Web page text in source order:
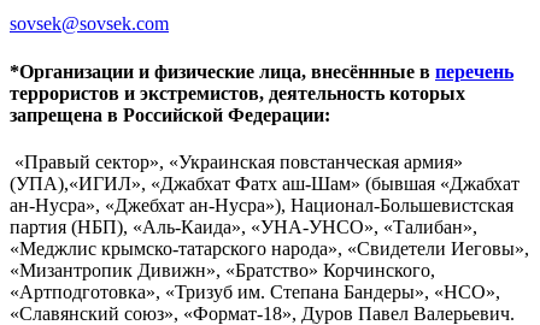
sovsek@sovsek.com
*Организации и физические лица, внесённные в перечень
террористов и экстремистов, деятельность которых
запрещена в Российской Федерации:
«Правый сектор», «Украинская повстанческая армия»
(УПА),«ИГИЛ», «Джабхат Фатх аш-Шам» (бывшая «Джабхат
ан-Нусра», «Джебхат ан-Нусра»), Национал-Большевистская
партия (НБП), «Аль-Каида», «УНА-УНСО», «Талибан»,
«Меджлис крымско-татарского народа», «Свидетели Иеговы»,
«Мизантропик Дивижн», «Братство» Корчинского,
«Артподготовка», «Тризуб им. Степана Бандеры», «НСО»,
«Славянский союз», «Формат-18», Дуров Павел Валерьевич.